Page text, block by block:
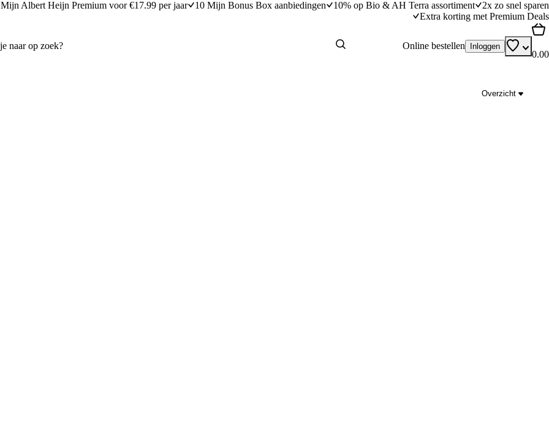
Mijn Albert Heijn Premium voor €17.99 per jaar 10 Mijn Bonus Box aanbiedingen 10% op Bio & AH Terra assortiment
2x zo snel sparen
Extra korting met Premium Deals
Online bestellen Inloggen
0.00
Overzicht